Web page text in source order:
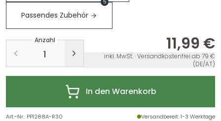
Passendes Zubehör
5
Anzahl 11,99 €
inkl. MwSt. · Versandkostenfrei ab 79 €
(DE/AT)
In den Warenkorb
Art.-Nr.: PP1288A-R30 Versandbereit: 1-3 Werktage